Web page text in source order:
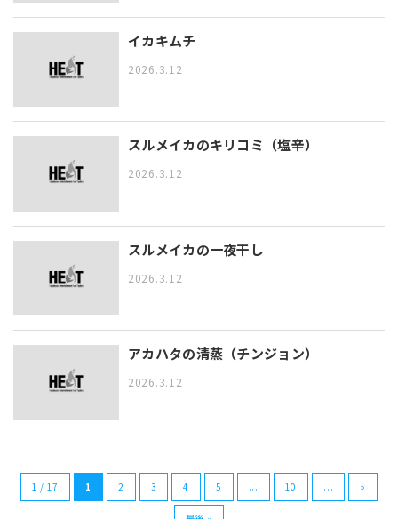
イカキムチ
2026.3.12
スルメイカのキリコミ（塩辛）
2026.3.12
スルメイカの一夜干し
2026.3.12
アカハタの清蒸（チンジョン）
2026.3.12
1 / 17 1 2 3 4 5 ... 10 ... »